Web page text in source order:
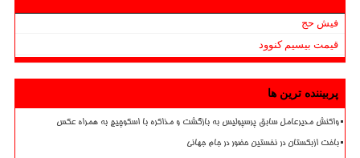
فیش حج
قیمت بیسیم کنوود
پربیننده ترین ها
واکنش مدیرعامل سابق پرسپولیس به بازگشت و مذاکره با اسکوچیچ به همراه عکس
باخت ازبکستان در نخستین حضور در جام جهانی